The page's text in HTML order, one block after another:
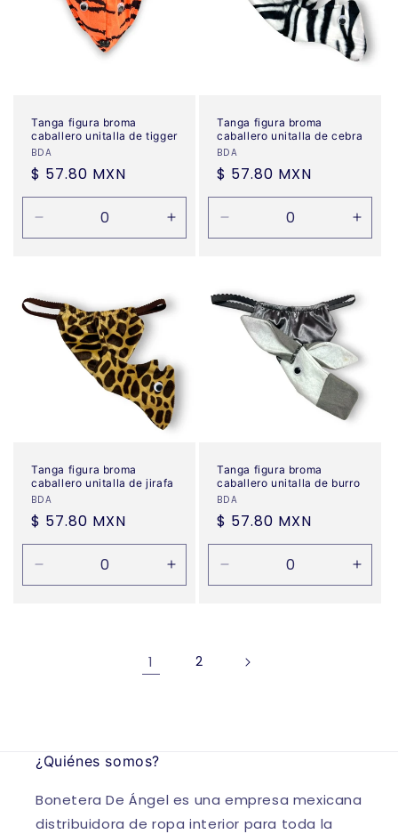
Tanga figura broma
caballero unitalla de tigger
Proveedor:
BDA
Precio
habitual
$ 57.80 MXN
cantidad
Title
Aumentar
cantidad
Title
Tanga figura broma
caballero unitalla de cebra
Proveedor:
BDA
Precio
habitual
$ 57.80 MXN
cantidad
Title
Title
Tanga figura broma
caballero unitalla de jirafa
Proveedor:
BDA
Precio
habitual
$ 57.80 MXN
cantidad
Aumentar
cantidad
Tanga figura broma
caballero unitalla de burro
Proveedor:
BDA
Precio
habitual
$ 57.80 MXN
cantidad
1 2
¿Quiénes somos?
Bonetera De Ángel es una empresa mexicana
distribuidora de ropa interior para toda la